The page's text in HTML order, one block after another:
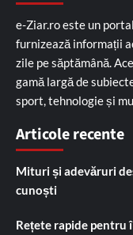
e-Ziar.ro este un
furnizează informații
zile pe săptămână.
gamă largă de
sport, tehnologie și
Articole recente
Mituri și adevăruri
cunoști
Rețete rapide pentru